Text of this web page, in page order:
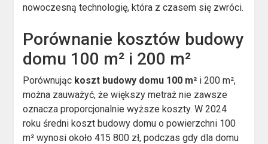
nowoczesną technologię, która z czasem się zwróci.
Porównanie kosztów budowy
domu 100 m² i 200 m²
Porównując koszt budowy domu 100 m² i 200 m²,
można zauważyć, że większy metraż nie zawsze
oznacza proporcjonalnie wyższe koszty. W 2024
roku średni koszt budowy domu o powierzchni 100
m² wynosi około 415 800 zł, podczas gdy dla domu